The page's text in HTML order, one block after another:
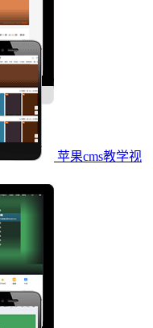
苹果cms教学视